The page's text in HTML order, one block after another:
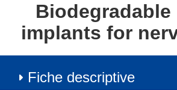
Biodegradable
implants for
Fiche descriptive